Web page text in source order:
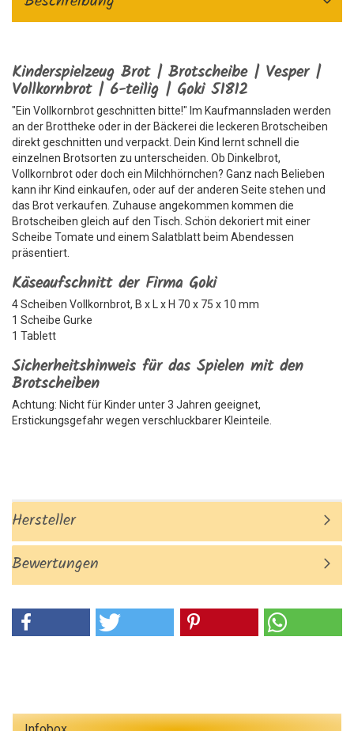
Kinderspielzeug Brot | Brotscheibe | Vesper |
Vollkornbrot | 6-teilig | Goki 51812
"Ein Vollkornbrot geschnitten bitte!" Im Kaufmannsladen werden
an der Brottheke oder in der Bäckerei die leckeren Brotscheiben
direkt geschnitten und verpackt. Dein Kind lernt schnell die
einzelnen Brotsorten zu unterscheiden. Ob Dinkelbrot,
Vollkornbrot oder doch ein Milchhörnchen? Ganz nach Belieben
kann ihr Kind einkaufen, oder auf der anderen Seite stehen und
das Brot verkaufen. Zuhause angekommen kommen die
Brotscheiben gleich auf den Tisch. Schön dekoriert mit einer
Scheibe Tomate und einem Salatblatt beim Abendessen
präsentiert.
Käseaufschnitt der Firma Goki
4 Scheiben Vollkornbrot, B x L x H 70 x 75 x 10 mm
1 Scheibe Gurke
1 Tablett
Sicherheitshinweis für das Spielen mit den
Brotscheiben
Achtung: Nicht für Kinder unter 3 Jahren geeignet,
Erstickungsgefahr wegen verschluckbarer Kleinteile.
Hersteller
Bewertungen